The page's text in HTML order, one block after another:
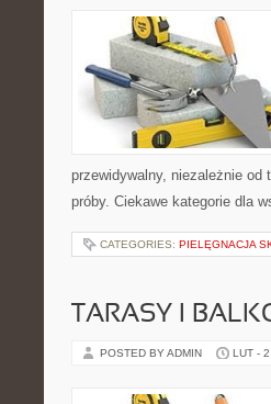
przewidywalny, niezależnie
próby. Ciekawe kategorie dla
CATEGORIES: PIELĘGNACJA
TARASY I
POSTED BY ADMIN LUT -